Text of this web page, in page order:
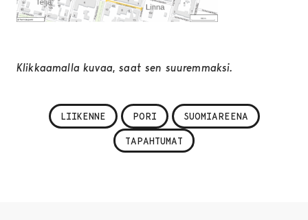
Klikkaamalla kuvaa, saat sen suuremmaksi.
LIIKENNE PORI SUOMIAREENA
TAPAHTUMAT